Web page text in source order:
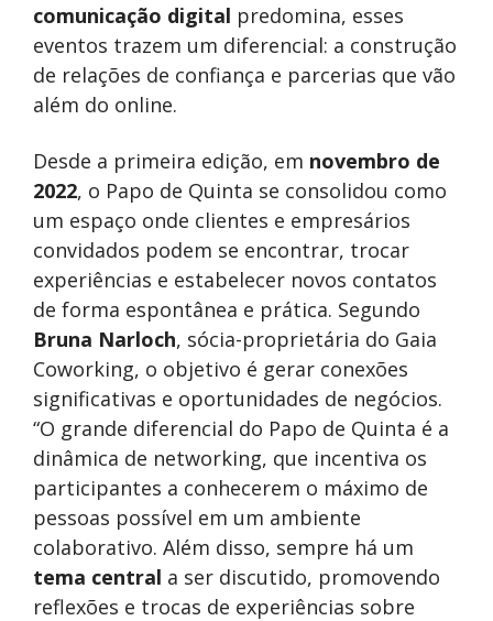
comunicação digital predomina, esses
eventos trazem um diferencial: a construção
de relações de confiança e parcerias que vão
além do online.
Desde a primeira edição, em novembro de
2022, o Papo de Quinta se consolidou como
um espaço onde clientes e empresários
convidados podem se encontrar, trocar
experiências e estabelecer novos contatos
de forma espontânea e prática. Segundo
Bruna Narloch, sócia-proprietária do Gaia
Coworking, o objetivo é gerar conexões
significativas e oportunidades de negócios.
“O grande diferencial do Papo de Quinta é a
dinâmica de networking, que incentiva os
participantes a conhecerem o máximo de
pessoas possível em um ambiente
colaborativo. Além disso, sempre há um
tema central a ser discutido, promovendo
reflexões e trocas de experiências sobre